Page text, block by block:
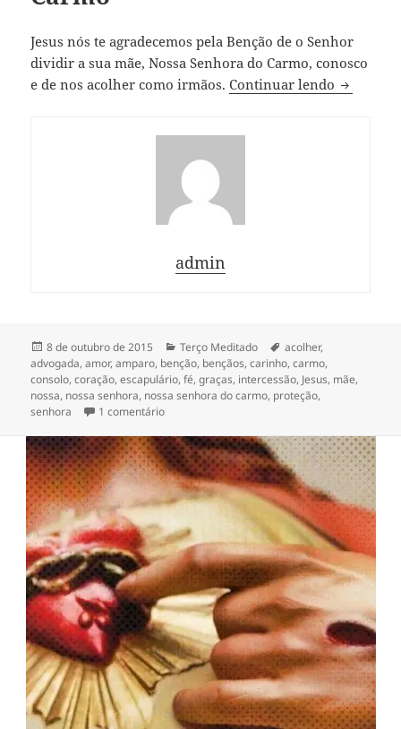
Jesus nós te agradecemos pela Benção de o Senhor
dividir a sua mãe, Nossa Senhora do Carmo, conosco
e de nos acolher como irmãos.Continuar lendo Terço a
admin
Publicado
em
8 de outubro de 2015 Categorias
Terço Meditado Tags
acolher,
advogada,amor,amparo, benção, bençãos,carinho,carmo,
consolo,coração,escapulário,fé,graças, intercessão, Jesus, mãe,
nossa, nossa senhora, nossa senhora do carmo, proteção,
senhora
1 comentárioem Terço a Nossa Senhora do Carmo